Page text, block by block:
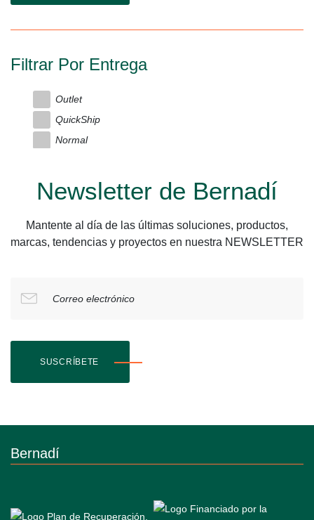
Filtrar Por Entrega
Outlet
QuickShip
Normal
Newsletter de Bernadí
Mantente al día de las últimas soluciones, productos,
marcas, tendencias y proyectos en nuestra NEWSLETTER
Correo electrónico
SUSCRÍBETE
Bernadí